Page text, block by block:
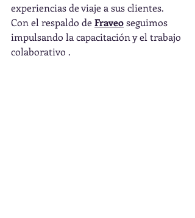
experiencias de viaje a sus clientes.
Con el respaldo de Fraveo seguimos
impulsando la capacitación y el trabajo
colaborativo .